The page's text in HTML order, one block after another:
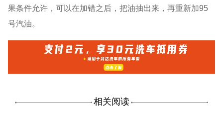
果条件允许，可以在加错之后，把油抽出来，再重新加95
号汽油。
相关阅读